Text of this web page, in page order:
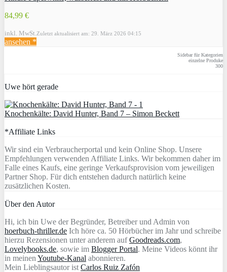
84,99 €
inkl. MwSt. Zuletzt aktualisiert am: 29. März 2026 04:15
ansehen *
Sidebar für Kategorien
einzelne Produke
300
Uwe hört gerade
Knochenkälte: David Hunter, Band 7 – Simon Beckett
*Affiliate Links
Wir sind ein Verbraucherportal und kein Online Shop. Unsere
Empfehlungen verwenden Affiliate Links. Wir bekommen daher im
Falle eines Kaufs, eine geringe Verkaufsprovision vom jeweiligen
Partner Shop. Für dich entstehen dadurch natürlich keine
zusätzlichen Kosten.
Über den Autor
Hi, ich bin Uwe der Begründer, Betreiber und Admin von
hoerbuch-thriller.de Ich höre ca. 50 Hörbücher im Jahr und schreibe
hierzu Rezensionen unter anderem aufGoodreads.com,
Lovelybooks.de, sowie im Blogger Portal. Meine Videos könnt ihr
in meinen Youtube-Kanal abonnieren.
Mein Lieblingsautor ist Carlos Ruiz Zafón